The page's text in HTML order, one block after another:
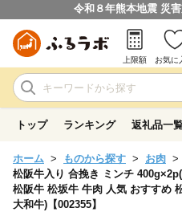
令和８年熊本地震 災
上限額 お気に
トップ ランキング 返礼品一
ホーム ものから探す お肉
松阪牛入り 合挽き ミンチ
松阪牛 松坂牛 牛肉 人気 おすすめ
大和牛)【002355】